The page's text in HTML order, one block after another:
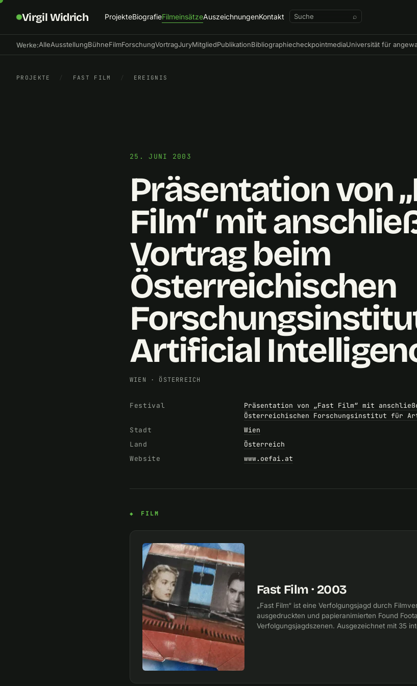
Virgil Widrich ProjekteBiografieFilmeinsätzeAuszeichnungenKontakt ⌕
Werke:AlleAusstellungBühneFilmForschungVortragJuryMitgliedPublikationBibliographiecheckpointmediaUniversität für
PROJEKTE / FAST FILM / EREIGNIS
25. JUNI 2003
Präsentation von
Film“ mit
Vortrag beim
Österreichischen
Artificial
WIEN · ÖSTERREICH
Festival
Präsentation von „Fast Film“ mit
Österreichischen Forschungsinstitut für
Stadt
Wien
Land
Österreich
Website
www.oefai.at
FILM
Fast Film · 2003
„Fast Film“ ist eine Verfolgungsjagd durch
ausgedruckten und papieranimierten Found
Verfolgungsjagdszenen. Ausgezeichnet mit 35